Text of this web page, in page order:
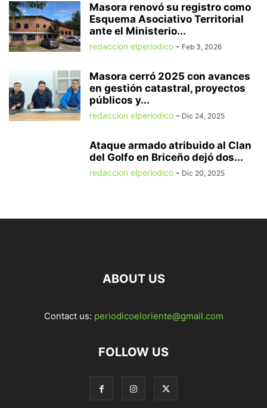
Masora renovó su registro como
Esquema Asociativo Territorial
ante el Ministerio...
redaccion elperiodico - Feb 3, 2026
Masora cerró 2025 con avances
en gestión catastral, proyectos
públicos y...
redaccion elperiodico - Dic 24, 2025
Ataque armado atribuido al Clan
del Golfo en Briceño dejó dos...
redaccion elperiodico - Dic 20, 2025
ABOUT US
Contact us: periodicoeloriente@gmail.com
FOLLOW US